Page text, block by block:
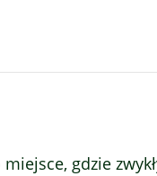
miejsce, gdzie